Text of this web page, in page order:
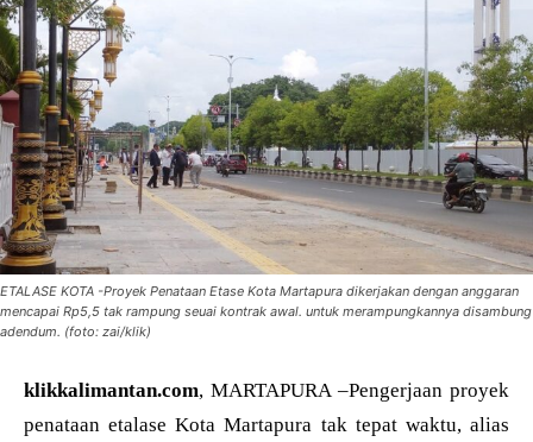
ETALASE KOTA -Proyek Penataan Etase Kota Martapura dikerjakan dengan anggaran
mencapai Rp5,5 tak rampung seuai kontrak awal. untuk merampungkannya disambung
adendum. (foto: zai/klik)
klikkalimantan.com, MARTAPURA –Pengerjaan proyek
penataan etalase Kota Martapura tak tepat waktu, alias